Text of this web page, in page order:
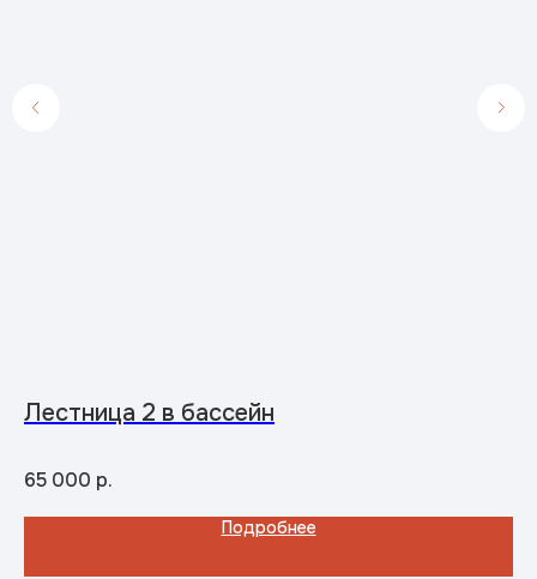
Лестница 2 в бассейн
65 000 р.
Подробнее